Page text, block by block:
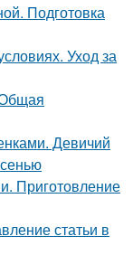
Подготовка
Уход за
Девичий
Приготовление
статьи в